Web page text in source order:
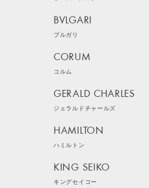
BVLGARI
ブルガリ
CORUM
コルム
GERALD CHARLES
ジェラルドチャールズ
HAMILTON
ハミルトン
KING SEIKO
キングセイコー